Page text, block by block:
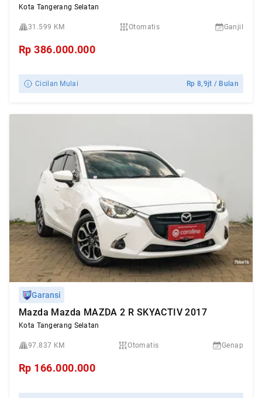
Kota Tangerang Selatan
31.599 KM Otomatis Ganjil
Rp386.000.000
Cicilan Mulai Rp8,9jt / Bulan
Garansi
Mazda Mazda MAZDA 2 R SKYACTIV 2017
Kota Tangerang Selatan
97.837 KM Otomatis Genap
Rp 166.000.000